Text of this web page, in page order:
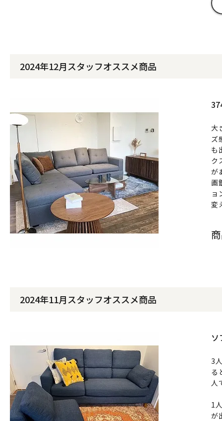
2024年12月スタッフオススメ商品
大
ズ
も
ク
が
画
ョ
変
2024年11月スタッフオススメ商品
3
る
人
1
が